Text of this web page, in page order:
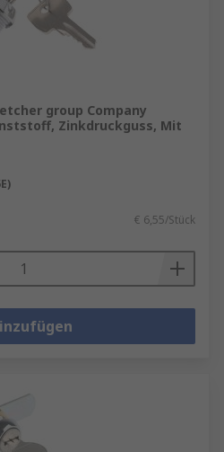
group Company
Zinkdruckguss, Mit
€ 6,55/Stück